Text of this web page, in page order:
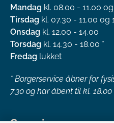
Mandag kl. 08.00 - 11.00
Tirsdag kl. 07.30 - 11.00 og
Onsdag kl. 12.00 - 14.00
Torsdag kl. 14.30 - 18.00 *
Fredag lukket
* Borgerservice åbner for
7.30 og har åbent til kl.